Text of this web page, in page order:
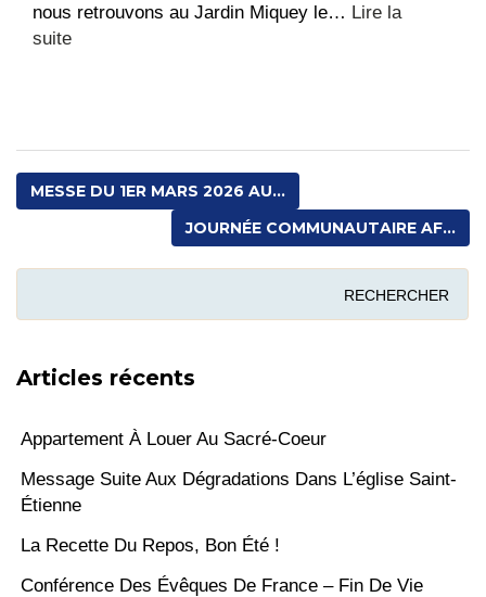
nous retrouvons au Jardin Miquey le… Lire la
suite:
!
MESSE DU 1ER MARS 2026 AU...
JOURNÉE COMMUNAUTAIRE AF...
Articles récents
Appartement À Louer Au Sacré-Coeur
Message Suite Aux Dégradations Dans L’église Saint-
Étienne
La Recette Du Repos, Bon Été !
Conférence Des Évêques De France – Fin De Vie